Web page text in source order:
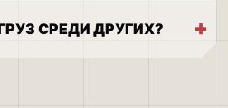
СРЕДИ ДРУГИХ?